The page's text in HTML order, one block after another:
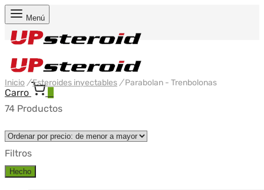
Menú
Carro
Inicio /Esteroides inyectables /Parabolan - Trenbolonas
74 Productos
Filtros
Hecho